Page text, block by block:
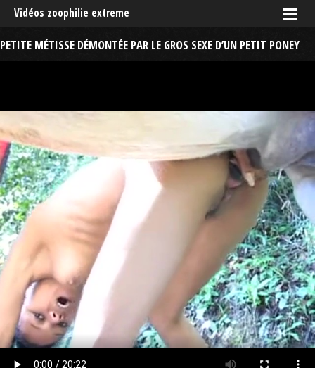
Vidéos zoophilie extreme
PETITE MÉTISSE DÉMONTÉE PAR LE GROS SEXE D’UN PETIT PONEY